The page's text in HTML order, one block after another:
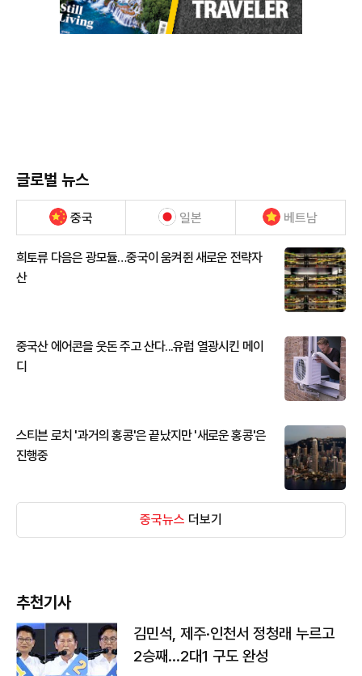
글로벌 뉴스
중국 일본 베트남
희토류 다음은 광모듈…중국이 움켜쥔 새로운 전략자
산
중국산 에어콘을 웃돈 주고 산다...유럽 열광시킨 메이
디
스티븐 로치 '과거의 홍콩'은 끝났지만 '새로운 홍콩'은
진행중
중국뉴스 더보기
추천기사
김민석, 제주·인천서 정청래 누르고
2승째…2대1 구도 완성